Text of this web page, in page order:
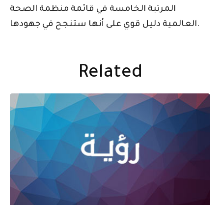
المرتبة الخامسة في قائمة منظمة الصحة
العالمية دليل قوي على أنها ستنجح في جهودها.
Related